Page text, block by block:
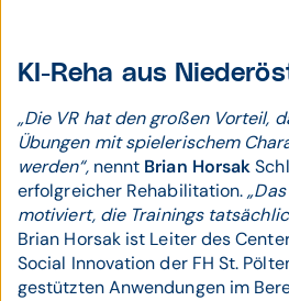
KI-Reha aus
„Die VR hat den großen Vorteil,
Übungen mit spielerischem
werden“, nennt Brian Horsak
erfolgreicher Rehabilitation.
motiviert, die Trainings
Brian Horsak ist Leiter des
Social Innovation der FH St.
gestützten Anwendungen im